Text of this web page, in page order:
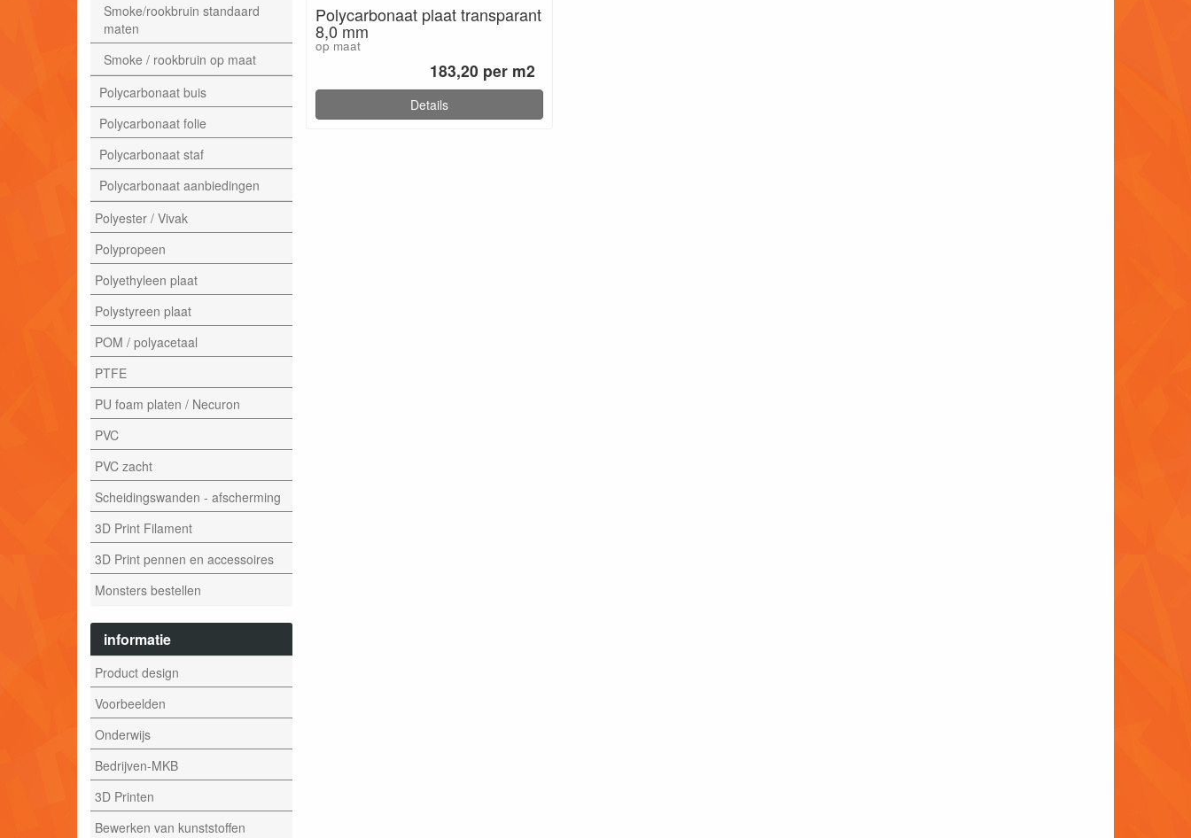
Smoke/rookbruin standaard
maten
Smoke / rookbruin op maat
Polycarbonaat buis
Polycarbonaat folie
Polycarbonaat staf
Polycarbonaat aanbiedingen
Polyester / Vivak
Polypropeen
Polyethyleen plaat
Polystyreen plaat
POM / polyacetaal
PTFE
PU foam platen / Necuron
PVC
PVC zacht
Scheidingswanden - afscherming
3D Print Filament
3D Print pennen en accessoires
Monsters bestellen
informatie
Product design
Voorbeelden
Onderwijs
Bedrijven-MKB
3D Printen
Bewerken van kunststoffen
Polycarbonaat plaat transparant
8,0 mm
op maat
183,20 per m2
Details